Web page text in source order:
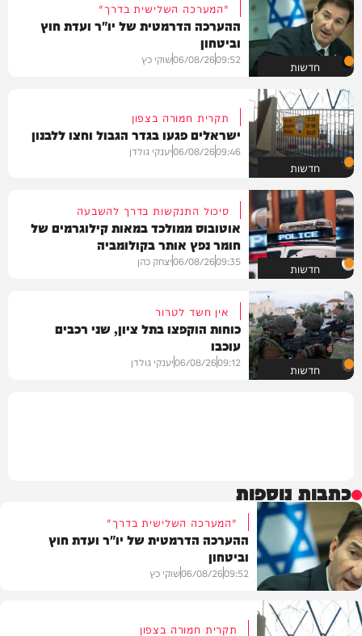
חדשות
"המערכה השלישית בדרך"
ההערכה הדרמטית של יו"ר ועדת חוץ
וביטחון
09:52
06/08/26שוקי כץ
חדשות
תקרית חמורה בצפון
ישראלים פגעו בגדר הגבול וחצו ללבנון
09:46
06/08/26יענקי גולדן
חדשות
סיכול התנקשות בדרך להשבעה
אוטובוס ממולכד במאות קילוגרמים של
חומר נפץ אותר בקולומביה
09:35
06/08/26יצחק כהן
חדשות
אין חשד לטרור
כוחות הוקפצו בתל ציון, שני רכבים
עוכבו
09:12
06/08/26יענקי גולדן
כתבות נוספות
"המערכה השלישית בדרך"
ההערכה הדרמטית של יו"ר ועדת חוץ
וביטחון
09:52
06/08/26שוקי כץ
תקרית חמורה בצפון